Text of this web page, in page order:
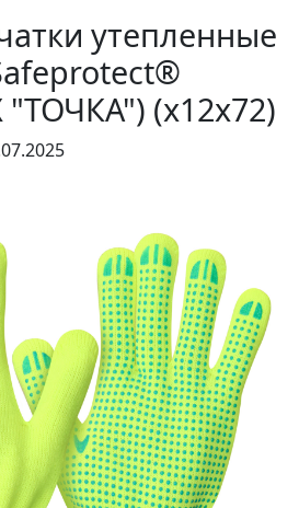
утепленные
(х12х72)